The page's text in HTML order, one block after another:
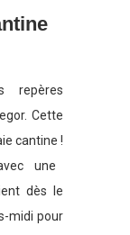
repères
Cette
cantine !
une
dès le
midi pour